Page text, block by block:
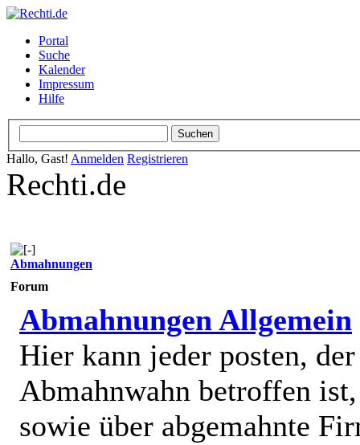
Portal
Suche
Kalender
Impressum
Hilfe
Hallo, Gast! Anmelden Registrieren
Rechti.de
Abmahnungen
Forum
Abmahnungen Allgemein
Hier kann jeder posten,
Abmahnwahn betroffen ist,
sowie über abgemahnte